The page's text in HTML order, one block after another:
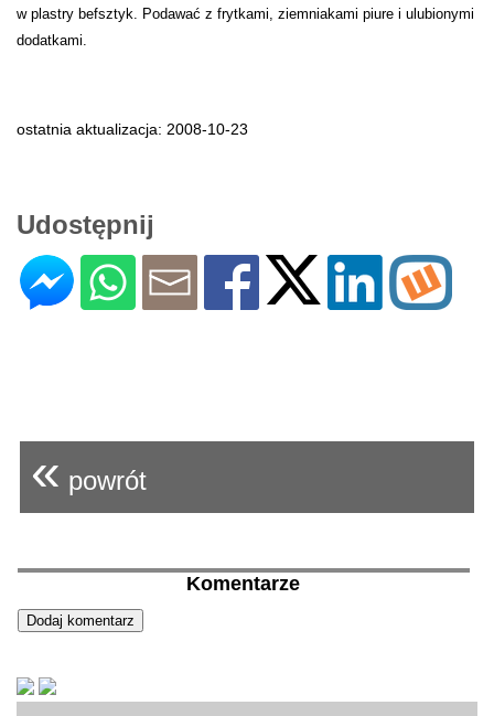
w plastry befsztyk. Podawać z frytkami, ziemniakami piure i ulubionymi
dodatkami.
ostatnia aktualizacja: 2008-10-23
Udostępnij
« powrót
Komentarze